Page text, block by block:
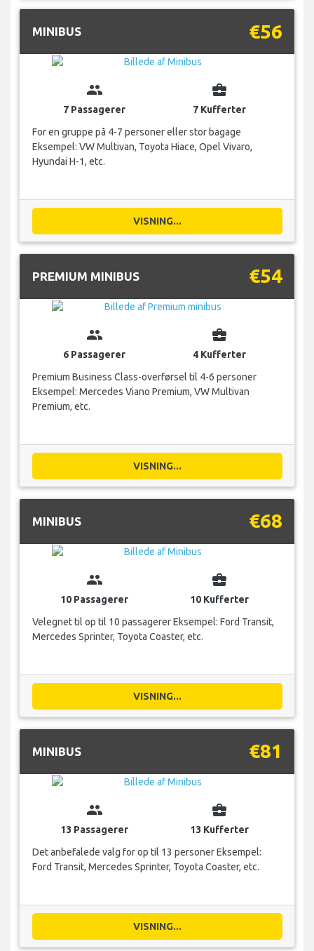
MINIBUS €56
group
7 Passagerer
business_center
7 Kufferter
For en gruppe på 4-7 personer eller stor bagage
Eksempel: VW Multivan, Toyota Hiace, Opel Vivaro,
Hyundai H-1, etc.
VISNING...
PREMIUM MINIBUS €54
group
6 Passagerer
business_center
4 Kufferter
Premium Business Class-overførsel til 4-6 personer
Eksempel: Mercedes Viano Premium, VW Multivan
Premium, etc.
VISNING...
MINIBUS €68
group
10 Passagerer
business_center
10 Kufferter
Velegnet til op til 10 passagerer Eksempel: Ford Transit,
Mercedes Sprinter, Toyota Coaster, etc.
VISNING...
MINIBUS €81
group
13 Passagerer
business_center
13 Kufferter
Det anbefalede valg for op til 13 personer Eksempel:
Ford Transit, Mercedes Sprinter, Toyota Coaster, etc.
VISNING...